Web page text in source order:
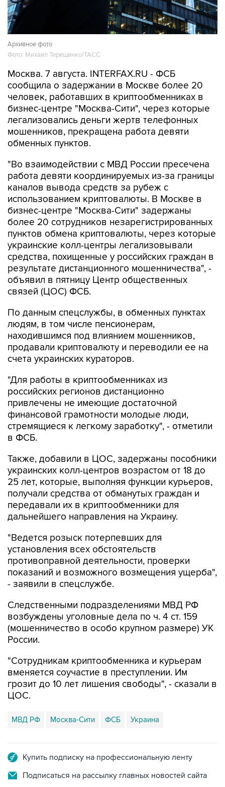
Архивное фото
Фото: Михаил Терещенко/ТАСС
Москва. 7 августа. INTERFAX.RU - ФСБ
сообщила о задержании в Москве более 20
человек, работавших в криптообменниках в
бизнес-центре "Москва-Сити", через которые
легализовались деньги жертв телефонных
мошенников, прекращена работа девяти
обменных пунктов.
"Во взаимодействии с МВД России пресечена
работа девяти координируемых из-за границы
каналов вывода средств за рубеж с
использованием криптовалюты. В Москве в
бизнес-центре "Москва-Сити" задержаны
более 20 сотрудников незарегистрированных
пунктов обмена криптовалюты, через которые
украинские колл-центры легализовывали
средства, похищенные у российских граждан в
результате дистанционного мошенничества", -
объявил в пятницу Центр общественных
связей (ЦОС) ФСБ.
По данным спецслужбы, в обменных пунктах
людям, в том числе пенсионерам,
находившимся под влиянием мошенников,
продавали криптовалюту и переводили ее на
счета украинских кураторов.
"Для работы в криптообменниках из
российских регионов дистанционно
привлечены не имеющие достаточной
финансовой грамотности молодые люди,
стремящиеся к легкому заработку", - отметили
в ФСБ.
Также, добавили в ЦОС, задержаны пособники
украинских колл-центров возрастом от 18 до
25 лет, которые, выполняя функции курьеров,
получали средства от обманутых граждан и
передавали их в криптообменники для
дальнейшего направления на Украину.
"Ведется розыск потерпевших для
установления всех обстоятельств
противоправной деятельности, проверки
показаний и возможного возмещения ущерба",
- заявили в спецслужбе.
Следственными подразделениями МВД РФ
возбуждены уголовные дела по ч. 4 ст. 159
(мошенничество в особо крупном размере) УК
России.
"Сотрудникам криптообменника и курьерам
вменяется соучастие в преступлении. Им
грозит до 10 лет лишения свободы", - сказали в
ЦОС.
МВД РФ Москва-Сити ФСБ Украина
Купить подписку на профессиональную ленту
Подписаться на рассылку главных новостей сайта